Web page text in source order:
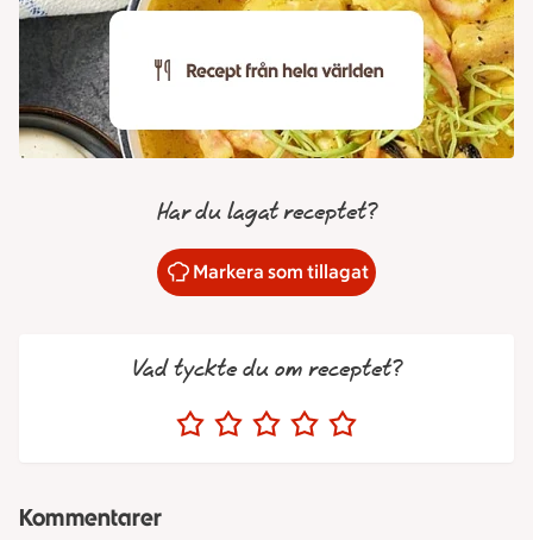
Har du lagat receptet?
Markera som tillagat
Vad tyckte du om receptet?
Kommentarer